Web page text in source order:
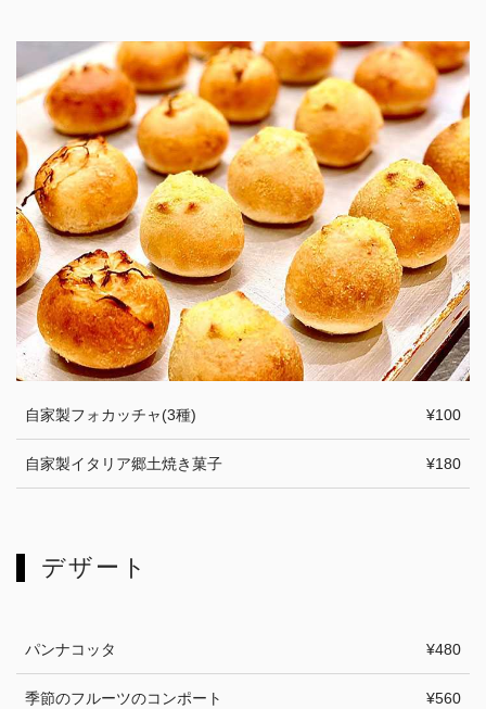
自家製フォカッチャ(3種) ¥100
自家製イタリア郷土焼き菓子 ¥180
デザート
パンナコッタ ¥480
季節のフルーツのコンポート ¥560